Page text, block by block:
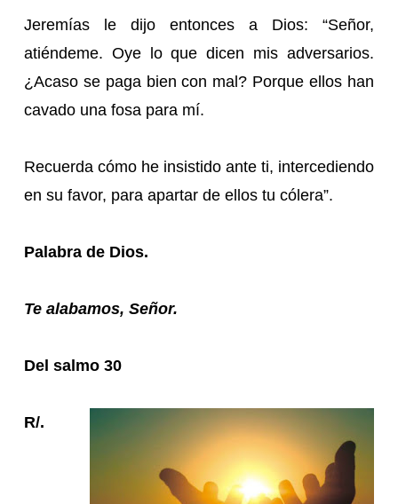
Jeremías le dijo entonces a Dios: “Señor,
atiéndeme. Oye lo que dicen mis adversarios.
¿Acaso se paga bien con mal? Porque ellos han
cavado una fosa para mí.
Recuerda cómo he insistido ante ti, intercediendo
en su favor, para apartar de ellos tu cólera”.
Palabra de Dios.
Te alabamos, Señor.
Del salmo 30
R/.